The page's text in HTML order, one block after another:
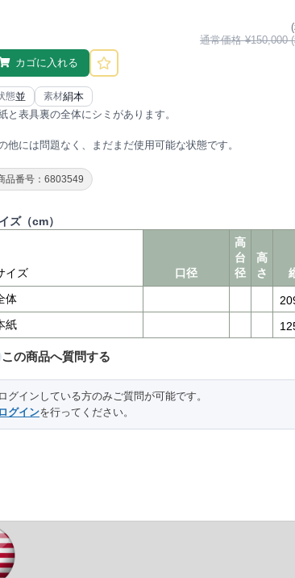
通常価格 ¥150,000
カゴに入れる
態並 素材絹本
と表具裏の全体にシミがあります。
他には問題なく、まだまだ使用可能な状態です。
品番号：6803549
ズ（cm）
イズ 口径
高
台
径
高
さ
体
紙
この商品へ質問する
ログインしている方のみご質問が可能です。
ログインを行ってください。